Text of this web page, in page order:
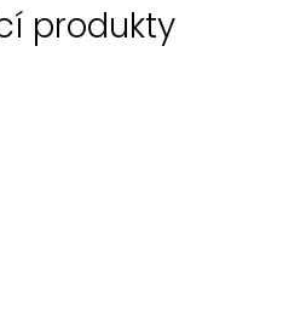
produkty